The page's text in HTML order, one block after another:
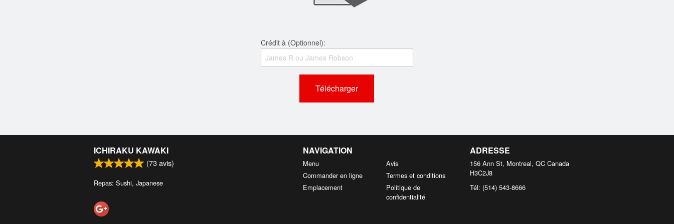
Crédit à (Optionnel):
Télécharger
ICHIRAKU KAWAKI
(73avis)
Repas: Sushi, Japanese
NAVIGATION
Menu
Commander en ligne
Emplacement
Avis
Termes et conditions
Politique de
confidentialité
ADRESSE
156 Ann St, Montreal, QC Canada
H3C2J8
Tél: (514) 543-8666